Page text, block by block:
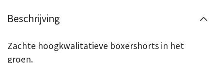
Beschrijving
Zachte hoogkwalitatieve boxershorts in het
groen.